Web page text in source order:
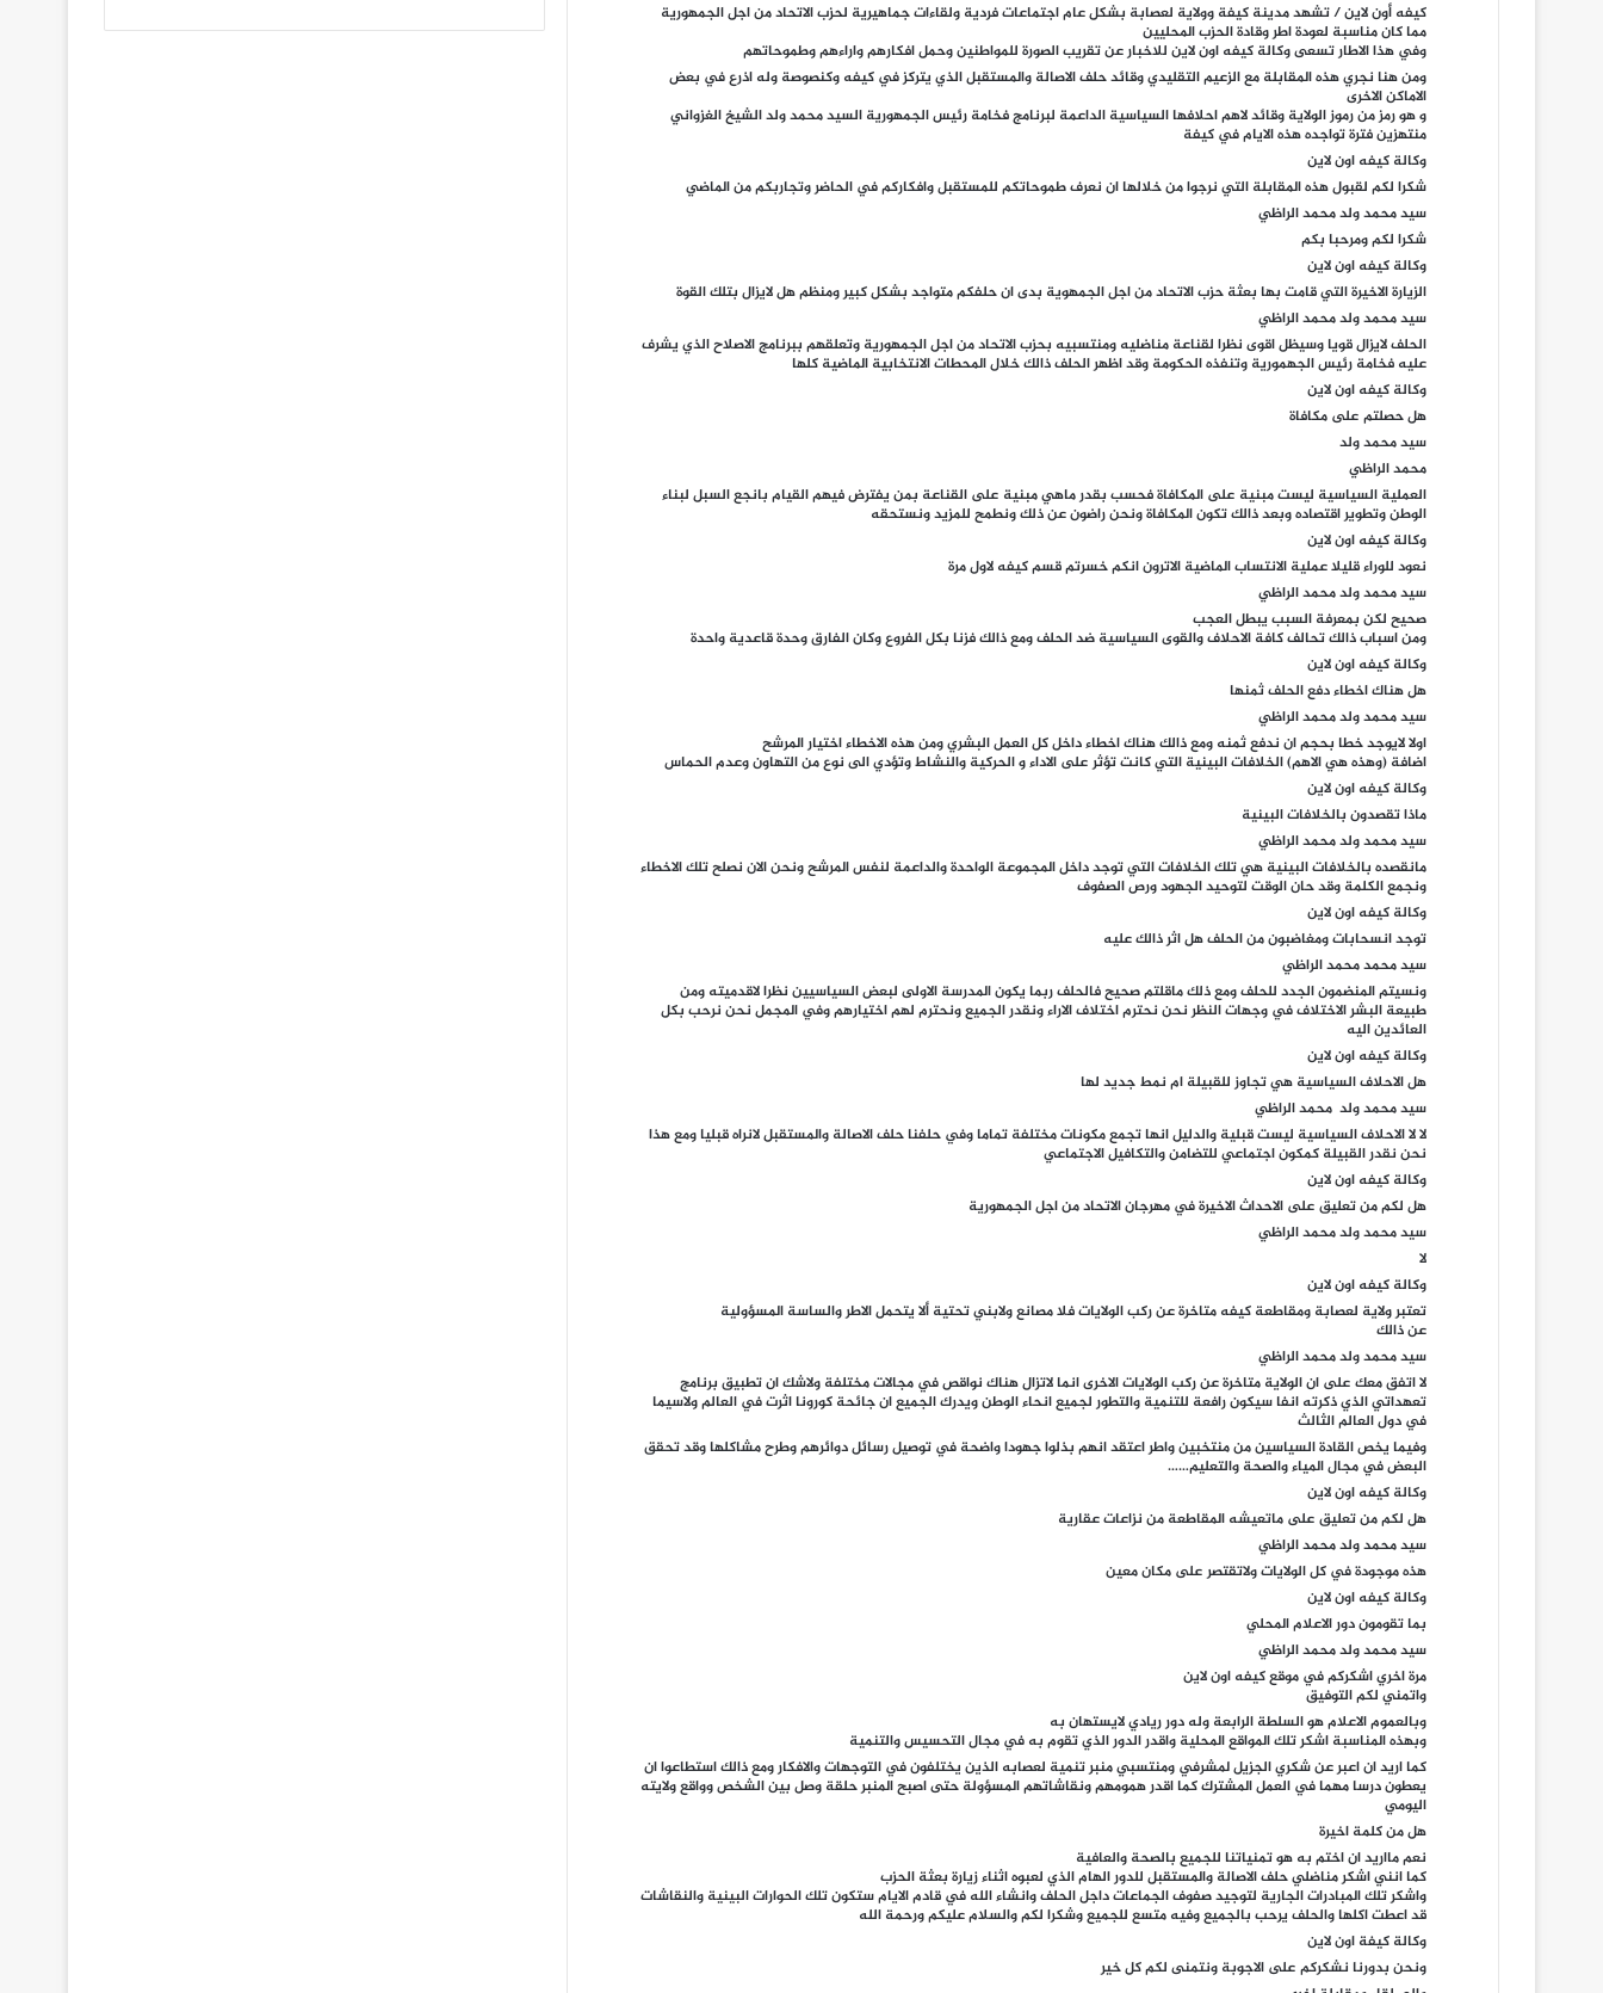
كيفه أون لاين / تشهد مدينة كيفة وولاية لعصابة بشكل عام اجتماعات فردية ولقاءات جماهيرية لحزب الاتحاد من اجل الجمهورية
مما كان مناسبة لعودة اطر وقادة الحزب المحليين
وفي هذا الاطار تسعى وكالة كيفه اون لاين للاخبار عن تقريب الصورة للمواطنين وحمل افكارهم واراءهم وطموحاتهم
ومن هنا نجري هذه المقابلة مع الزعيم التقليدي وقائد حلف الاصالة والمستقبل الذي يتركز في كيفه وكنصوصة وله اذرع في بعض
الاماكن الاخرى
و هو رمز من رموز الولاية وقائد لاهم احلافها السياسية الداعمة لبرنامج فخامة رئيس الجمهورية السيد محمد ولد الشيخ الغزواني
منتهزين فترة تواجده هذه الايام في كيفة
وكالة كيفه اون لاين
شكرا لكم لقبول هذه المقابلة التي نرجوا من خلالها ان نعرف طموحاتكم للمستقبل وافكاركم في الحاضر وتجاربكم من الماضي
سيد محمد ولد محمد الراظي
شكرا لكم ومرحبا بكم
وكالة كيفه اون لاين
الزيارة الاخيرة التي قامت بها بعثة حزب الاتحاد من اجل الجمهوية بدى ان حلفكم متواجد بشكل كبير ومنظم هل لايزال بتلك القوة
سيد محمد ولد محمد الراظي
الحلف لايزال قويا وسيظل اقوى نظرا لقناعة مناضليه ومنتسبيه بحزب الاتحاد من اجل الجمهورية وتعلقهم ببرنامج الاصلاح الذي يشرف
عليه فخامة رئيس الجهمورية وتنفذه الحكومة وقد اظهر الحلف ذالك خلال المحطات الانتخابية الماضية كلها
وكالة كيفه اون لاين
هل حصلتم على مكافاة
سيد محمد ولد
محمد الراظي
العملية السياسية ليست مبنية على المكافاة فحسب بقدر ماهي مبنية على القناعة بمن يفترض فيهم القيام بانجع السبل لبناء
الوطن وتطوير اقتصاده وبعد ذالك تكون المكافاة ونحن راضون عن ذلك ونطمح للمزيد ونستحقه
وكالة كيفه اون لاين
نعود للوراء قليلا عملية الانتساب الماضية الاترون انكم خسرتم قسم كيفه لاول مرة
سيد محمد ولد محمد الراظي
صحيح لكن بمعرفة السبب يبطل العجب
ومن اسباب ذالك تحالف كافة الاحلاف والقوى السياسية ضد الحلف ومع ذالك فزنا بكل الفروع وكان الفارق وحدة قاعدية واحدة
وكالة كيفه اون لاين
هل هناك اخطاء دفع الحلف ثمنها
سيد محمد ولد محمد الراظي
اولا لايوجد خطا بحجم ان ندفع ثمنه ومع ذالك هناك اخطاء داخل كل العمل البشري ومن هذه الاخطاء اختيار المرشح
اضافة (وهذه هي الاهم) الخلافات البينية التي كانت تؤثر على الاداء و الحركية والنشاط وتؤدي الى نوع من التهاون وعدم الحماس
وكالة كيفه اون لاين
ماذا تقصدون بالخلافات البينية
سيد محمد ولد محمد الراظي
مانقصده بالخلافات البينية هي تلك الخلافات التي توجد داخل المجموعة الواحدة والداعمة لنفس المرشح ونحن الان نصلح تلك الاخطاء
ونجمع الكلمة وقد حان الوقت لتوحيد الجهود ورص الصفوف
وكالة كيفه اون لاين
توجد انسحابات ومغاضبون من الحلف هل اثر ذالك عليه
سيد محمد محمد الراظي
ونسيتم المنضمون الجدد للحلف ومع ذلك ماقلتم صحيح فالحلف ربما يكون المدرسة الاولى لبعض السياسيين نظرا لاقدميته ومن
طبيعة البشر الاختلاف في وجهات النظر نحن نحترم اختلاف الاراء ونقدر الجميع ونحترم لهم اختيارهم وفي المجمل نحن نرحب بكل
العائدين اليه
وكالة كيفه اون لاين
هل الاحلاف السياسية هي تجاوز للقبيلة ام نمط جديد لها
سيد محمد ولد محمد الراظي
لا لا الاحلاف السياسية ليست قبلية والدليل انها تجمع مكونات مختلفة تماما وفي حلفنا حلف الاصالة والمستقبل لانراه قبليا ومع هذا
نحن نقدر القبيلة كمكون اجتماعي للتضامن والتكافيل الاجتماعي
وكالة كيفه اون لاين
هل لكم من تعليق على الاحداث الاخيرة في مهرجان الاتحاد من اجل الجمهورية
سيد محمد ولد محمد الراظي
لا
وكالة كيفه اون لاين
تعتبر ولاية لعصابة ومقاطعة كيفه متاخرة عن ركب الولايات فلا مصانع ولابني تحتية ألا يتحمل الاطر والساسة المسؤولية
عن ذالك
سيد محمد ولد محمد الراظي
لا اتفق معك على ان الولاية متاخرة عن ركب الولايات الاخرى انما لاتزال هناك نواقص في مجالات مختلفة ولاشك ان تطبيق برنامج
تعهداتي الذي ذكرته انفا سيكون رافعة للتنمية والتطور لجميع انحاء الوطن ويدرك الجميع ان جائحة كورونا اثرت في العالم ولاسيما
في دول العالم الثالث
وفيما يخص القادة السياسين من منتخبين واطر اعتقد انهم بذلوا جهودا واضحة في توصيل رسائل دوائرهم وطرح مشاكلها وقد تحقق
البعض في مجال المياء والصحة والتعليم……
وكالة كيفه اون لاين
هل لكم من تعليق على ماتعيشه المقاطعة من نزاعات عقارية
سيد محمد ولد محمد الراظي
هذه موجودة في كل الولايات ولاتقتصر على مكان معين
وكالة كيفه اون لاين
بما تقومون دور الاعلام المحلي
سيد محمد ولد محمد الراظي
مرة اخري اشكركم في موقع كيفه اون لاين
واتمني لكم التوفيق
وبالعموم الاعلام هو السلطة الرابعة وله دور ريادي لايستهان به
وبهذه المناسبة اشكر تلك المواقع المحلية واقدر الدور الذي تقوم به في مجال التحسيس والتنمية
كما اريد ان اعبر عن شكري الجزيل لمشرفي ومنتسبي منبر تنمية لعصابه الذين يختلفون في التوجهات والافكار ومع ذالك استطاعوا ان
يعطون درسا مهما في العمل المشترك كما اقدر همومهم ونقاشاتهم المسؤولة حتى اصبح المنبر حلقة وصل بين الشخص وواقع ولايته
اليومي
هل من كلمة اخيرة
نعم مااريد ان اختم به هو تمنياتنا للجميع بالصحة والعافية
كما انني اشكر مناضلي حلف الاصالة والمستقبل للدور الهام الذي لعبوه اثناء زيارة بعثة الحزب
واشكر تلك المبادرات الجارية لتوجيد صفوف الجماعات داجل الحلف وانشاء الله في قادم الايام ستكون تلك الحوارات البينية والنقاشات
قد اعطت اكلها والحلف يرحب بالجميع وفيه متسع للجميع وشكرا لكم والسلام عليكم ورحمة الله
وكالة كيفة اون لاين
ونحن بدورنا نشكركم على الاجوبة ونتمنى لكم كل خير